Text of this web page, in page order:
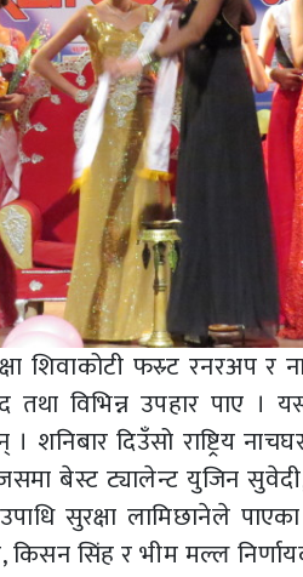
शिवाकोटी फस्र्ट रनरअप र
विभिन्न उपहार पाए ।
दिउँसो राष्ट्रिय
बेस्ट ट्यालेन्ट युजिन सुवेदी,
सुरक्षा लामिछानेले
किसन सिंह र भीम मल्ल